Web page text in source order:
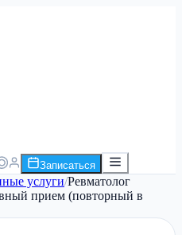
Записаться
услуги/Ревматолог
прием (повторный в